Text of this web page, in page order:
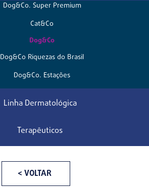
Dog&Co. Super Premium
Cat&Co
Dog&Co
Dog&Co Riquezas do Brasil
Dog&Co. Estações
Linha Dermatológica
Terapêuticos
< VOLTAR